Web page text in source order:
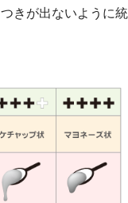
きが出ないように統